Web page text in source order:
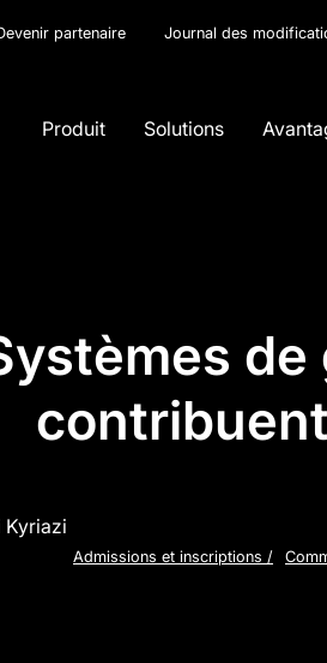
partenaire Journal des
Produit Solutions
de
Kyriazi
Admissions et inscriptions /